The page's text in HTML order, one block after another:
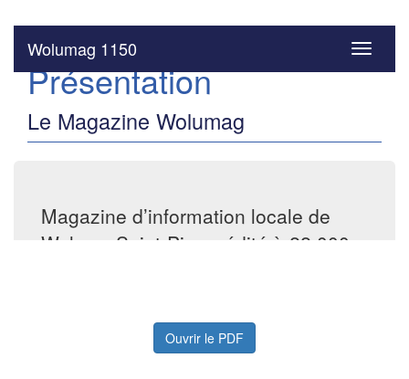
Ouvrir le PDF